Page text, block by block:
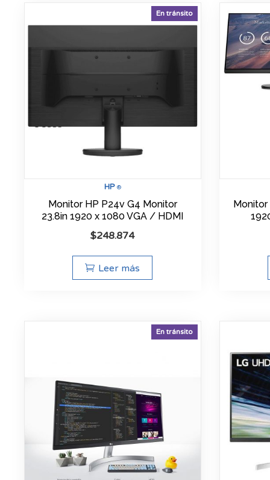
HP®
En tránsito
Monitor HP P24v G4 Monitor
23.8in 1920 x 1080 VGA / HDMI
$248.874
Leer más
Monitor
En tránsito